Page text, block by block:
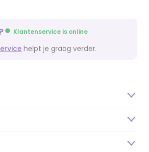
Klantenservice is online
helpt je graag verder.